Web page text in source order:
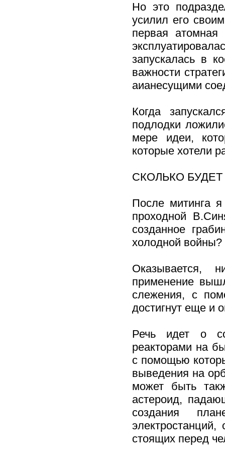
Но это
усилил его
первая атомная
запускалась в
важности
аианесущими
Когда
подлодки
мере идеи,
которые хотели
СКОЛЬКО
После митинга
проходной
созданное
холодной войны?
Оказывается,
применение
слежения, с
достигнут еще и
Речь идет о
реакторами на
с помощью
выведения на
может быть
астероид,
создания
стоящих перед